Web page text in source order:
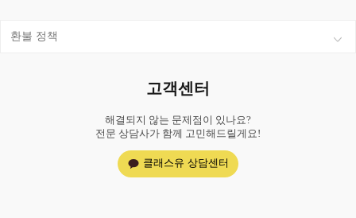
환불 정책
고객센터
해결되지 않는 문제점이 있나요?
전문 상담사가 함께 고민해드릴게요!
클래스유 상담센터